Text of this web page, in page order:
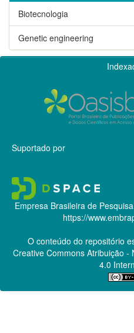
Biotecnologia
Genetic engineering
Suportado por
Empresa Brasileira de
https://
O conteúdo do repositório
Creative CommonsAtribuição -
4.0